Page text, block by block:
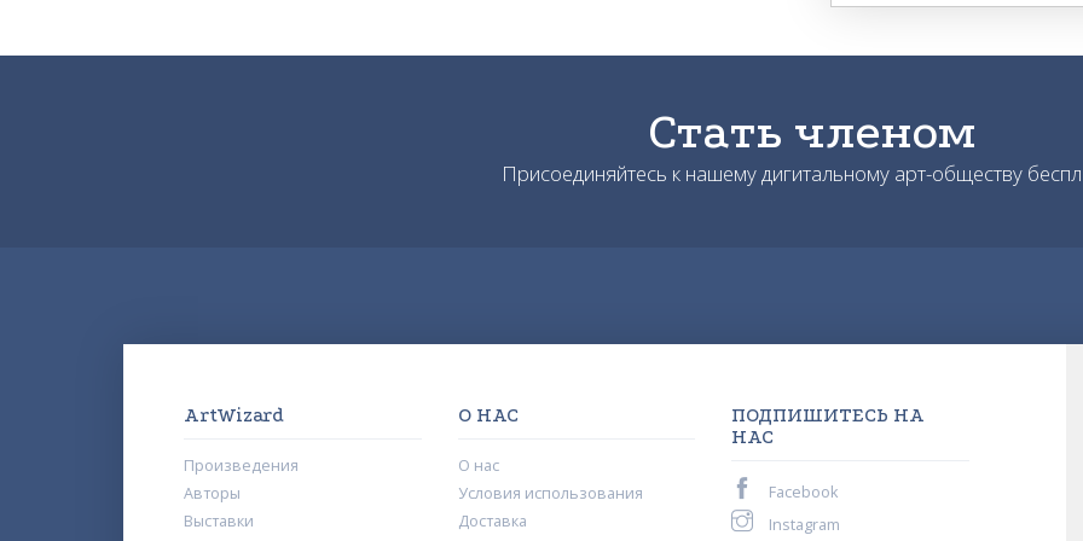
Стать членом
Присоединяйтесь к нашему дигитальному арт-обществу
ArtWizard
Произведения
Авторы
Выставки
О НАС
О нас
Условия использования
Доставка
ПОДПИШИТЕСЬ НА
НАС
Facebook
Instagram